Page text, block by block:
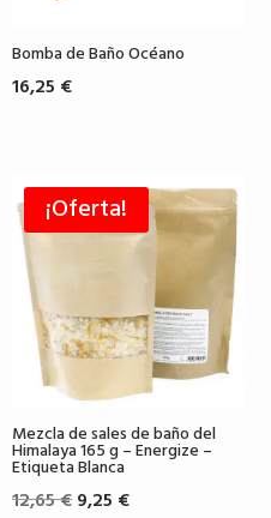
Bomba de Baño Océano
16,25 €
¡Oferta!
Mezcla de sales de baño del
Himalaya 165 g – Energize –
Etiqueta Blanca
12,65€El
9,25 €El